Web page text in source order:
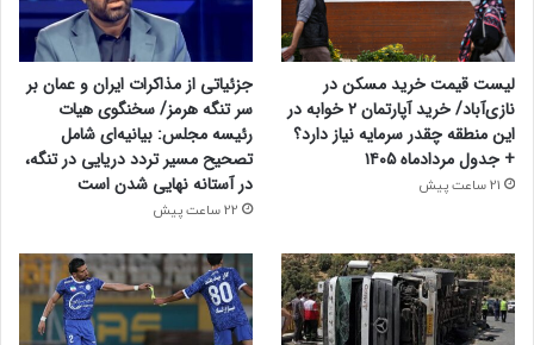
لیست قیمت خرید مسکن در
نازی‌آباد/ خرید آپارتمان ۲ خوابه در
این منطقه چقدر سرمایه نیاز دارد؟
+ جدول مردادماه ۱۴۰۵
21 ساعت پیش
جزئیاتی از مذاکرات ایران و عمان بر
سر تنگه هرمز/ سخنگوی هیات
رئیسه مجلس: بیانیه‌ای شامل
تصحیح مسیر تردد دریایی در تنگه،
در آستانه نهایی شدن است
22 ساعت پیش